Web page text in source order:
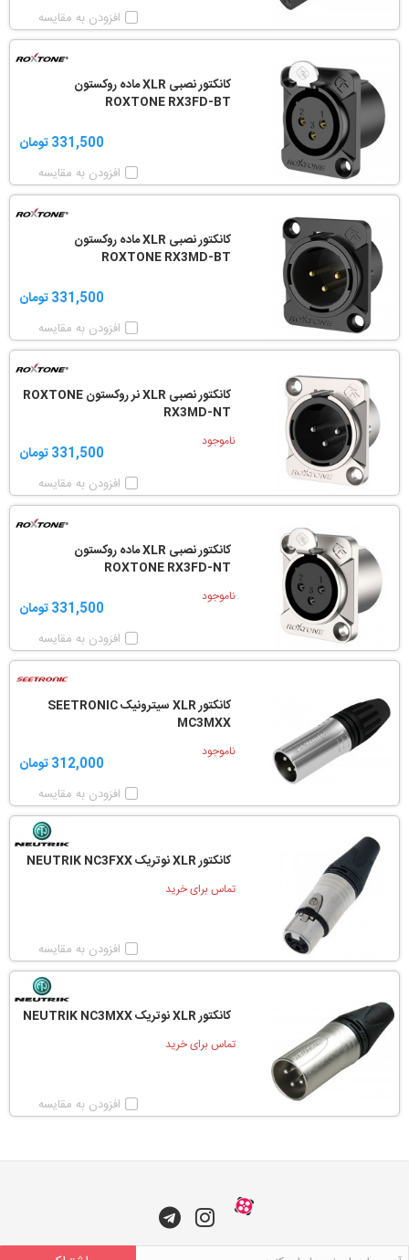
افزودن به مقایسه
کانکتور نصبی XLR ماده روکستون
ROXTONE RX3FD-BT
331,500 تومان
افزودن به مقایسه
کانکتور نصبی XLR ماده روکستون
ROXTONE RX3MD-BT
331,500 تومان
افزودن به مقایسه
کانکتور نصبی XLR نر روکستون ROXTONE
RX3MD-NT
ناموجود
331,500 تومان
افزودن به مقایسه
کانکتور نصبی XLR ماده روکستون
ROXTONE RX3FD-NT
ناموجود
331,500 تومان
افزودن به مقایسه
کانکتور XLR سیترونیک SEETRONIC
MC3MXX
ناموجود
312,000 تومان
افزودن به مقایسه
کانکتور XLR نوتریک NEUTRIK NC3FXX
تماس برای خرید
افزودن به مقایسه
کانکتور XLR نوتریک NEUTRIK NC3MXX
تماس برای خرید
افزودن به مقایسه